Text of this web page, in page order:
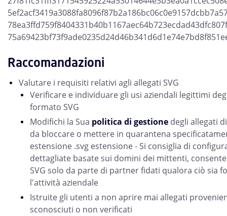
Raccomandazioni
Valutare i requisiti relativi agli allegati SVG
Verificare e individuare gli usi aziendali legittimi
formato SVG
Modifichi la Sua politica di gestione degli allegati
da bloccare o mettere in quarantena
estensione .svg estensione - Si consiglia di
dettagliate basate sui domini dei mittenti,
SVG solo da parte di partner fidati qualora ciò sia
l'attività aziendale
Istruite gli utenti a non aprire mai allegati
sconosciuti o non verificati